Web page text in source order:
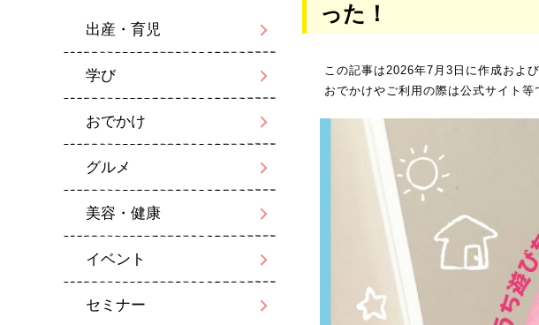
った！
この記事は2026年7月3日に作成およ
おでかけやご利用の際は公式サイト等
出産・育児
学び
おでかけ
グルメ
美容・健康
イベント
セミナー